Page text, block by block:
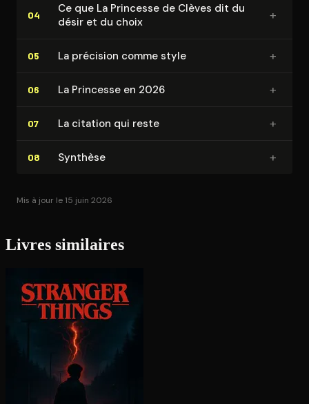
04
Ce que La Princesse de Clèves dit du
désir et du choix
+
05 La précision comme style +
06 La Princesse en 2026 +
07 La citation qui reste +
08 Synthèse +
Mis à jour le 15 juin 2026
Livres similaires